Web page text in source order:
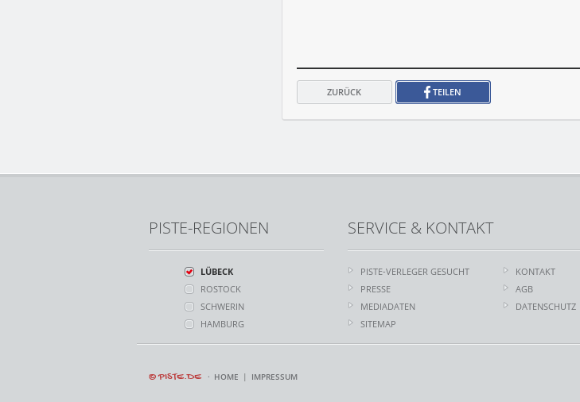
ZURÜCK TEILEN
PISTE-REGIONEN
LÜBECK
ROSTOCK
SCHWERIN
HAMBURG
SERVICE & KONTAKT
PISTE-VERLEGER GESUCHT
PRESSE
MEDIADATEN
SITEMAP
KONTAKT
AGB
DATENSCHUTZ
© PISTE.DE HOME IMPRESSUM